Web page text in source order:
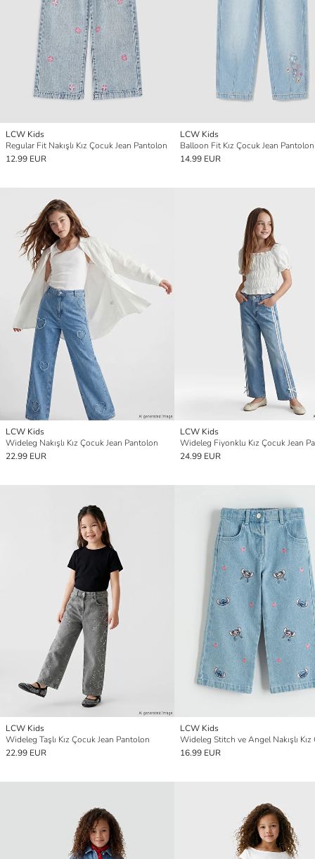
LCW Kids
Regular Fit Nakışlı Kız Çocuk Jean Pantolon
12.99 EUR
LCW Kids
Balloon Fit Kız Çocuk Jean Pantolon
14.99 EUR
LCW Kids
Wideleg Nakışlı Kız Çocuk Jean Pantolon
22.99 EUR
LCW Kids
Wideleg Fiyonklu Kız Çocuk Jean
24.99 EUR
LCW Kids
Wideleg Taşlı Kız Çocuk Jean Pantolon
22.99 EUR
LCW Kids
16.99 EUR